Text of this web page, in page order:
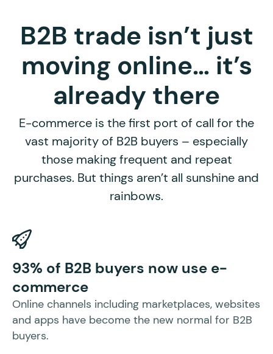
B2B trade isn’t just
moving online… it’s
already there
E-commerce is the first port of call for the
vast majority of B2B buyers – especially
those making frequent and repeat
purchases. But things aren’t all sunshine and
rainbows.
93% of B2B buyers now use e-
commerce
Online channels including marketplaces, websites
and apps have become the new normal for B2B
buyers.